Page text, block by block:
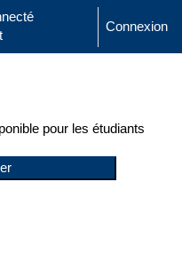
recherche
Connexion
pour les étudiants